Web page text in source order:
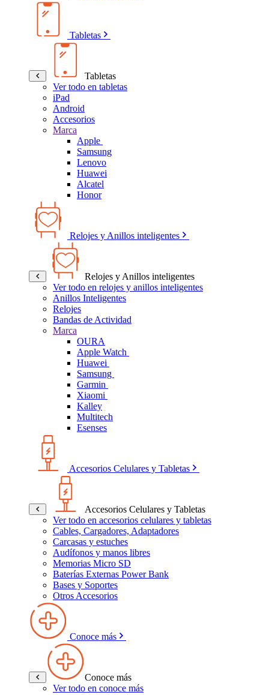
Tabletas
Tabletas
Ver todo en tabletas
iPad
Android
Accesorios
Marca
Apple
Samsung
Lenovo
Huawei
Alcatel
Honor
Relojes y Anillos inteligentes
Relojes y Anillos inteligentes
Ver todo en relojes y anillos inteligentes
Anillos Inteligentes
Relojes
Bandas de Actividad
Marca
OURA
Apple Watch
Huawei
Samsung
Garmin
Xiaomi
Kalley
Multitech
Esenses
Accesorios Celulares y Tabletas
Accesorios Celulares y Tabletas
Ver todo en accesorios celulares y tabletas
Cables, Cargadores, Adaptadores
Carcasas y estuches
Audífonos y manos libres
Memorias Micro SD
Baterías Externas Power Bank
Bases y Soportes
Otros Accesorios
Conoce más
Conoce más
Ver todo en conoce más